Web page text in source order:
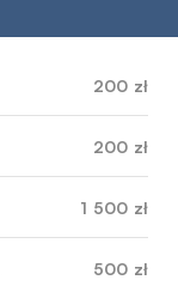
200 zł
200 zł
1 500 zł
500 zł